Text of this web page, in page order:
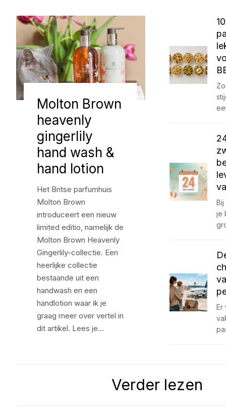
Molton Brown
heavenly
gingerlily
hand wash &
hand lotion
Het Britse parfumhuis
Molton Brown
introduceert een nieuw
limited editio, namelijk de
Molton Brown Heavenly
Gingerlily-collectie. Een
heerlijke collectie
bestaande uit een
handwash en een
handlotion waar ik je
graag meer over vertel in
dit artikel. Lees je…
je
Er
Verder lezen